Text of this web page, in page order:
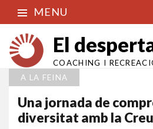
MENU
El
COACHING I
A LA FEINA
Una jornada de
diversitat amb la